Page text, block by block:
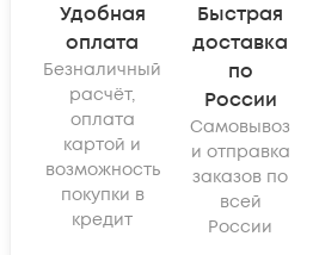
Удобная
оплата
Безналичный
расчёт,
оплата
картой и
возможность
покупки в
кредит
Быстрая
доставка
по
России
Самовывоз
и отправка
заказов по
всей
России